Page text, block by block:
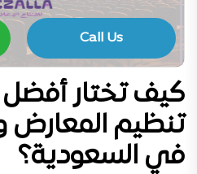
Call Us
كيف تختار
تنظيم المعارض
في السعودية؟